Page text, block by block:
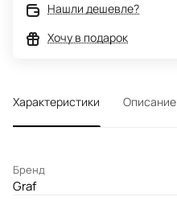
Нашли дешевле?
Хочу в подарок
Характеристики Описание
Бренд
Graf